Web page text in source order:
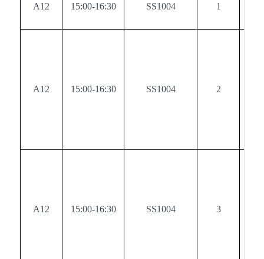
A12 15:00-16:30 SS1004 1
A12 15:00-16:30 SS1004 2
A12 15:00-16:30 SS1004 3